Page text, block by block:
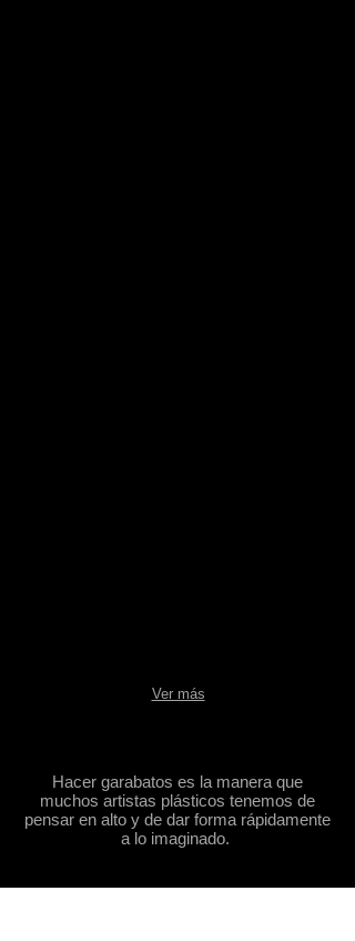
Ver más
Hacer garabatos es la manera que
muchos artistas plásticos tenemos de
pensar en alto y de dar forma rápidamente
a lo imaginado.